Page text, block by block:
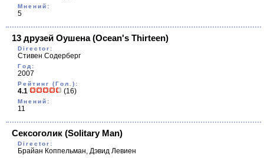
Мнений:
5
13 друзей Оушена(Ocean's Thirteen)
Director:
Стивен Содерберг
Год:
2007
Рейтинг (Гол.):
4.1 (16)
Мнений:
11
Сексоголик (Solitary Man)
Director:
Брайан Коппельман, Дэвид Левиен